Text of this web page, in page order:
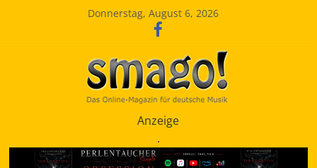
Donnerstag, August 6, 2026
SchlagerMAGazinOnline
Anzeige
.